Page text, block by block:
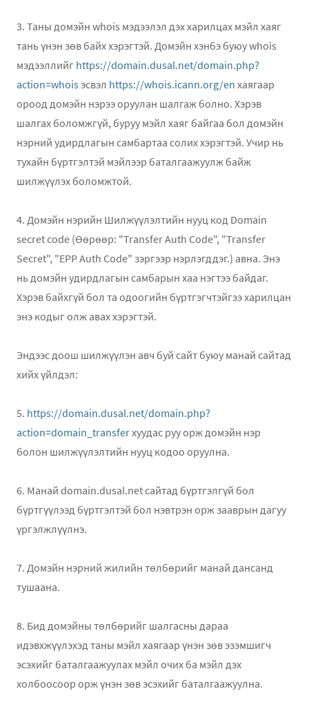
3. Таны домэйн whois мэдээлэл дэх харилцах мэйл хаяг
тань үнэн зөв байх хэрэгтэй. Домэйн хэнбэ буюу whois
мэдээллийг https://domain.dusal.net/domain.php?
action=whois эсвэл https://whois.icann.org/en хаягаар
ороод домэйн нэрээ оруулан шалгаж болно. Хэрэв
шалгах боломжгүй, буруу мэйл хаяг байгаа бол домэйн
нэрний удирдлагын самбартаа солих хэрэгтэй. Учир нь
тухайн бүртгэлтэй мэйлээр баталгаажуулж байж
шилжүүлэх боломжтой.
4. Домэйн нэрийн Шилжүүлэлтийн нууц код Domain
secret code (Өөрөөр: "Transfer Auth Code", "Transfer
Secret", "EPP Auth Code" зэргээр нэрлэгддэг.) авна. Энэ
нь домэйн удирдлагын самбарын хаа нэгтээ байдаг.
Хэрэв байхгүй бол та одоогийн бүртгэгчтэйгээ харилцан
энэ кодыг олж авах хэрэгтэй.
Эндээс доош шилжүүлэн авч буй сайт буюу манай сайтад
хийх үйлдэл:
5. https://domain.dusal.net/domain.php?
action=domain_transferхуудас руу орж домэйн нэр
болон шилжүүлэлтийн нууц кодоо оруулна.
6. Манай domain.dusal.net сайтад бүртгэлгүй бол
бүртгүүлээд бүртгэлтэй бол нэвтрэн орж зааврын дагуу
үргэлжлүүлнэ.
7. Домэйн нэрний жилийн төлбөрийг манай дансанд
тушаана.
8. Бид домэйны төлбөрийг шалгасны дараа
идэвхжүүлэхэд таны мэйл хаягаар үнэн зөв эзэмшигч
эсэхийг баталгаажуулах мэйл очих ба мэйл дэх
холбоосоор орж үнэн зөв эсэхийг баталгаажуулна.